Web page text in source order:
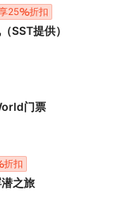
25 折扣
SST提供）
门票
折扣
之旅